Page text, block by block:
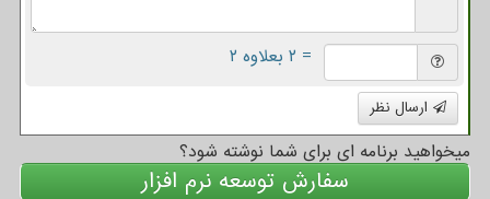
= ۲ بعلاوه ۲
ارسال نظر
میخواهید برنامه ای برای شما نوشته شود؟
سفارش توسعه نرم افزار